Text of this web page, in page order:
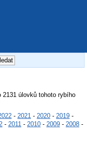
2131 úlovků tohoto rybího
- 2021 - 2020 - 2019 -
- 2011 - 2010 - 2009 - 2008 -